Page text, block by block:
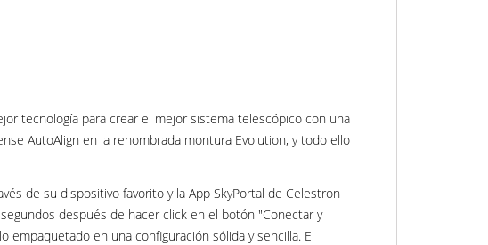
tecnología para crear el mejor sistema telescópico con una
AutoAlign en la renombrada montura Evolution, y todo ello
de su dispositivo favorito y la App SkyPortal de Celestron
después de hacer click en el botón "Conectar y
empaquetado en una configuración sólida y sencilla. El